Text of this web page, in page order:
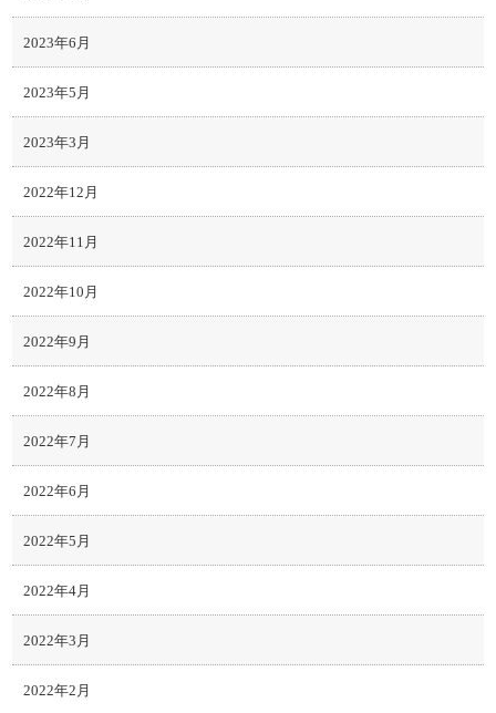
2023年6月
2023年5月
2023年3月
2022年12月
2022年11月
2022年10月
2022年9月
2022年8月
2022年7月
2022年6月
2022年5月
2022年4月
2022年3月
2022年2月